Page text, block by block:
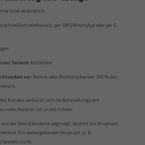
sind verbindlich.
telefonisch, per SMS/WhatsApp oder per E-
vor Termin: kostenfrei.
Stunden vorTermin oder Nichterscheinen: 100 % des
Kunden verkürzt sich die Behandlungszeit
volle Honorar ist zu entrichten.
der Dienstleisterin abgesagt, besteht ein Anspruch
Ein weitergehender Anspruch (z. B.
besteht nicht.